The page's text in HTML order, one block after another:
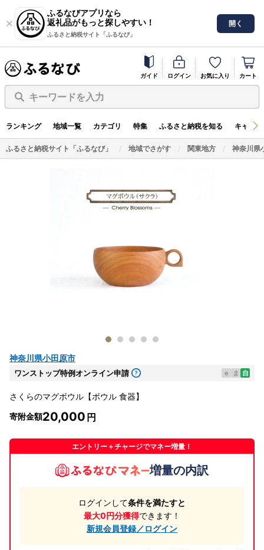
ふるなびアプリなら
返礼品がもっと探しやすい！
ふるさと納税サイト「ふるなび」
開く
ガイド ログイン お気に入り カート
キーワードを入力
ランキング 地域一覧 カテゴリ 特集 ふるさと納税を知る キャン
ふるさと納税サイト「ふるなび」 地域でさがす 関東地方 神奈川県
神奈川県小田原市
ワンストップ特例オンライン申請 e ま 自
さくらのマグボウル【ボウル 食器】
寄附金額20,000
エントリー＋チャージでマネー増量！
増量の内訳
ログインして条件を満たすと
最大0円分獲得できます！
新規会員登録／ログイン